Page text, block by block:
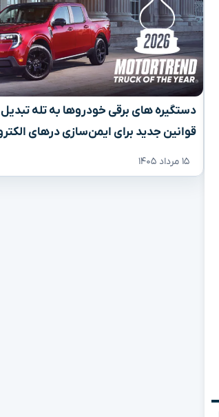
دستگیره‌ های برقی خودروها به تله
قوانین جدید برای ایمن‌سازی درهای
۱۵ مرداد ۱۴۰۵